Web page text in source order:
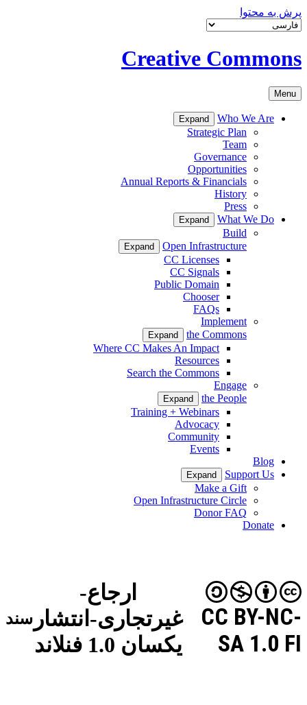
پرش به محتوا
Creative Commons
Menu
Who We Are
Expand
Strategic Plan
Team
Governance
Opportunities
Annual Reports & Financials
History
Press
What We Do
Expand
Build
Open Infrastructure
Expand
CC Licenses
CC Signals
Public Domain
Chooser
FAQs
Implement
the Commons
Expand
Where CC Makes An Impact
Resources
Search the Commons
Engage
the People
Expand
Training + Webinars
Advocacy
Community
Events
Blog
Support Us
Expand
Make a Gift
Open Infrastructure Circle
Donor FAQ
Donate
ارجاع-
غیرتجاری-انتشار
یکسان 1.0 فنلاند
CC BY-NC-
SA 1.0 FI
سند